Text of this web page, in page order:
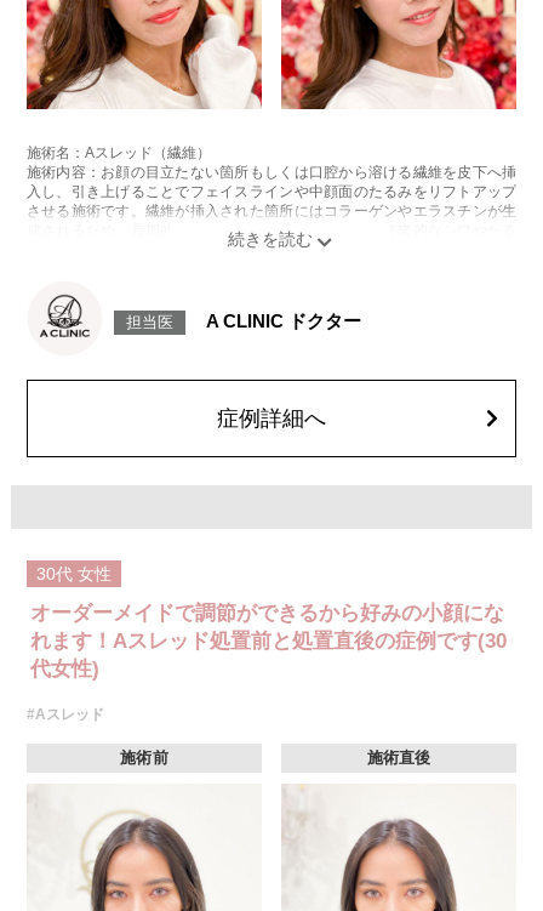
施術名：Aスレッド（繊維）
施術内容：お顔の目立たない箇所もしくは口腔から溶ける繊維を皮下へ挿
入し、引き上げることでフェイスラインや中顔面のたるみをリフトアップ
させる施術です。繊維が挿入された箇所にはコラーゲンやエラスチンが生
成されるため、長期的な美肌効果、肌質の改善効果、将来的なシワやたる
みの予防効果が期待できます。
とがございます。また、稀ではありますが、施術部位の細菌感染症、皮膚
のよれ、繊維の突出などが生じることがございます。化膿止め・痛み止め
費用：1部位 184,800円(税込)
オプション：笑気麻酔 3,300円(税込)
担当医 A CLINIC ドクター
症例詳細へ
30代 女性
オーダーメイドで調節ができるから好みの小顔にな
れます！Aスレッド処置前と処置直後の症例です(30
代女性)
#Aスレッド
施術前 施術直後